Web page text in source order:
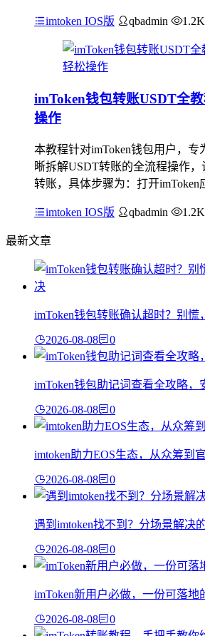
imtoken IOS版 qbadmin 1.2K
imToken钱包转账USDT全
操作
本教程针对imToken钱包用户，
晰拆解USDT转账的全流程操作
转账，具体步骤为：打开imToken
imtoken IOS版 qbadmin 1.2K
最新文章
imToken钱包转账确认超时？别慌
2026-08-08 0
imToken钱包助记词查看全攻略，
2026-08-08 0
imtoken助力EOS生态，从众筹到
2026-08-08 0
遇到imtoken找不到？分场景解决
2026-08-08 0
imToken新用户必做，一份可落地
2026-08-08 0